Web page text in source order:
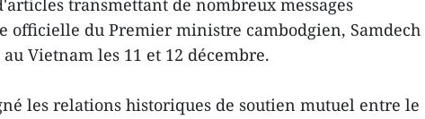
transmettant de nombreux messages
officielle du Premier ministre cambodgien, Samdech
Vietnam les 11 et 12 décembre.
les relations historiques de soutien mutuel entre le